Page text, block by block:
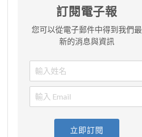
訂閱電子報
您可以從電子郵件中得到我們最
新的消息與資訊
立即訂閱